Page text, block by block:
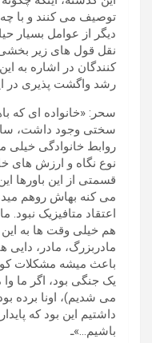
توصیف می کنند و با
دیگر از عوامل بسیار
نقل قول های زیر
کنندگان در اشاره به
رشد واگشت پذیری در
سحر: «خانواده ای که
سختی وجود داشت،
روابط خانوادگی خیلی
نوع نگاه و ارزش های
قسمتی از این باورها
می کنه بهاش روهم
اعتقاد متافیزیک نبود.
هم خیلی وقت ها به
مادربزرگ، مادر، دایی
باعث میشه مشکلات
یک جنگی بود، اگر ما
می شدیم)، اونا برده
داشتیم این بود که
باشیم…»ـ